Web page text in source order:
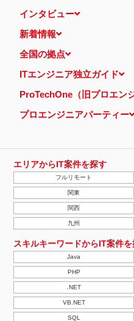
インタビュー
新着情報
全国の拠点
ITエンジニア独立ガイド
ProTechOne（旧プロエン
プロエンジニアパーティー
エリアからIT案件を探す
フルリモート
関東
関西
九州
スキルキーワードからIT案件
Java
PHP
.NET
VB.NET
SQL